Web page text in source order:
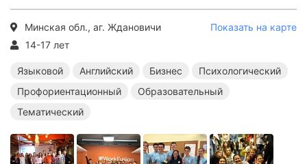
Минская обл., аг. Ждановичи
Показать на карте
14-17 лет
Языковой Английский Бизнес
Психологический
Профориентационный
Образовательный
Тематический
Образовательные лагеря за границей
Тематические лагеря за границей